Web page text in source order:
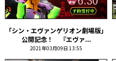
「シン・エヴァンゲリオン劇場版」
公開記念！ 『エヴァ...
2021年03月09日 13:55